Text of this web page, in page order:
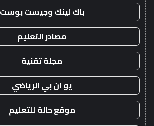
باك لينك وجيست بوست
مصادر التعليم
مجلة تقنية
يو ان بي الرياضي
موقع حالة للتعليم